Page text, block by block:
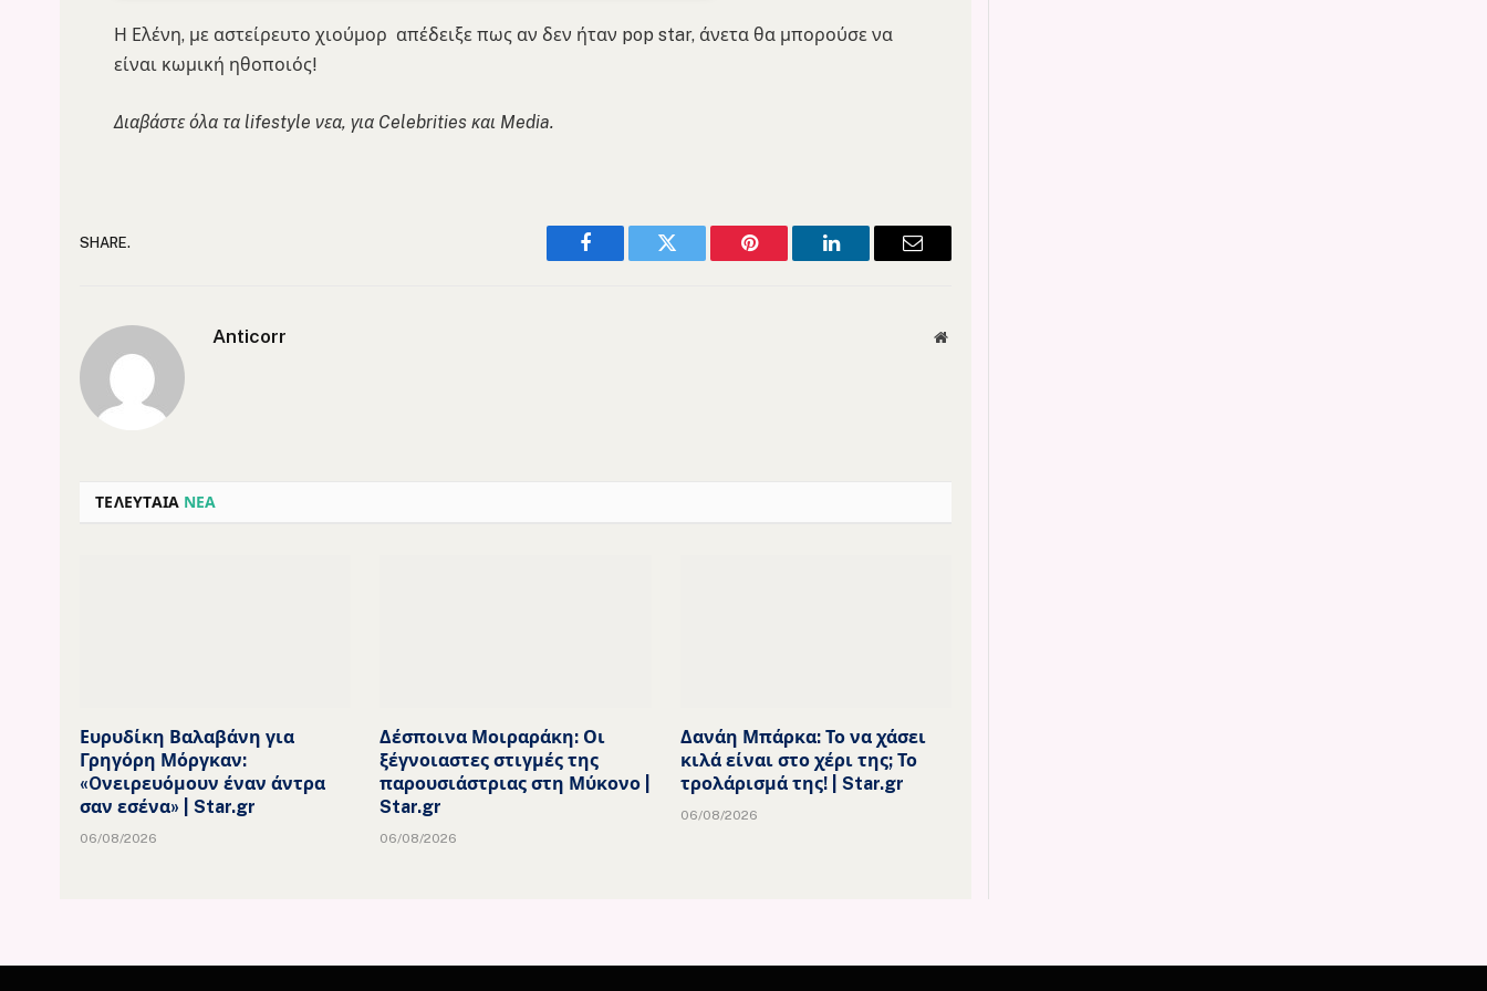
Η Ελένη, με αστείρευτο χιούμορ απέδειξε πως αν δεν ήταν pop star, άνετα θα μπορούσε να
είναι κωμική ηθοποιός!
Διαβάστε όλα τα lifestyle νεα, για Celebrities και Media.
SHARE.
Facebook Twitter Pinterest LinkedIn Email
Anticorr Website
ΤΕΛΕΥΤΑΙΑ ΝΕΑ
Ευρυδίκη Βαλαβάνη για
Γρηγόρη Μόργκαν:
«Oνειρευόμουν έναν άντρα
σαν εσένα» | Star.gr
06/08/2026
Δέσποινα Μοιραράκη: Οι
ξέγνοιαστες στιγμές της
παρουσιάστριας στη Μύκονο |
Star.gr
06/08/2026
Δανάη Μπάρκα: Το να χάσει
κιλά είναι στο χέρι της; Το
τρολάρισμά της! | Star.gr
06/08/2026